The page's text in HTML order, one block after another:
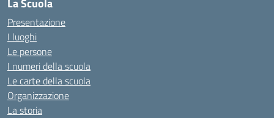
La Scuola
Presentazione
I luoghi
Le persone
I numeri della scuola
Le carte della scuola
Organizzazione
La storia